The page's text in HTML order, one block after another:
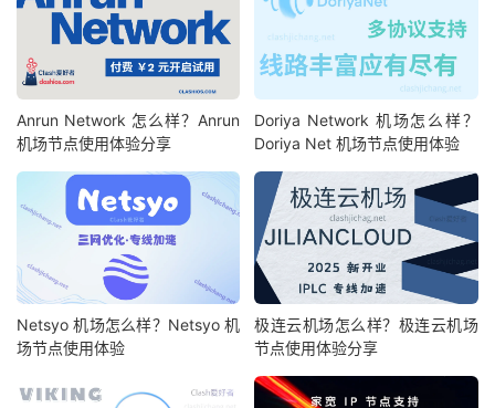
Anrun Network 怎么样？Anrun
机场节点使用体验分享
Doriya Network 机场怎么样？
Doriya Net 机场节点使用体验
Netsyo 机场怎么样？Netsyo 机
场节点使用体验
极连云机场怎么样？极连云机场
节点使用体验分享